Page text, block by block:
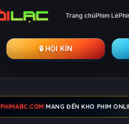
Trang chủPhim Lẻ
🔒︎ HỘI KÍN
PHIMABC.COM MANG ĐẾN KHO PHIM